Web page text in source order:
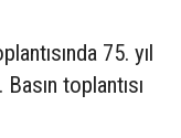
75. yıl
toplantısı